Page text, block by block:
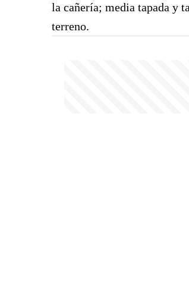
la cañería; media tapada y
terreno.